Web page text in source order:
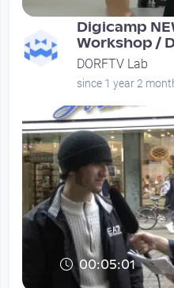
Digicamp
Workshop /
DORFTV Lab
since 1 year 2
00:05:01